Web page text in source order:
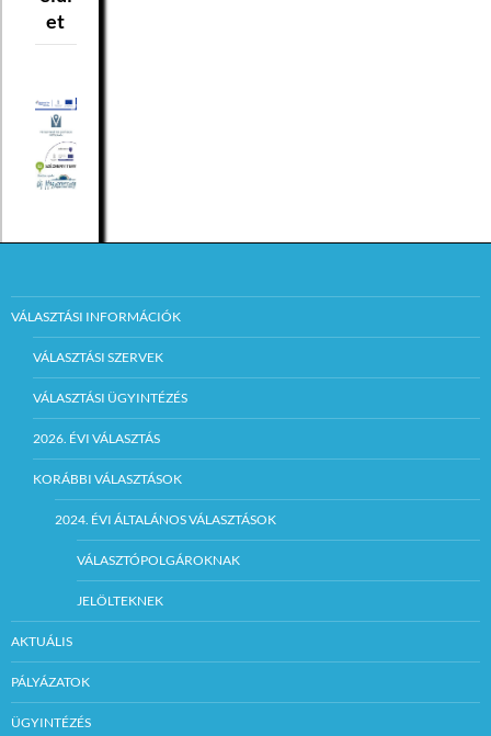
et
VÁLASZTÁSI INFORMÁCIÓK
VÁLASZTÁSI SZERVEK
VÁLASZTÁSI ÜGYINTÉZÉS
2026. ÉVI VÁLASZTÁS
KORÁBBI VÁLASZTÁSOK
2024. ÉVI ÁLTALÁNOS VÁLASZTÁSOK
VÁLASZTÓPOLGÁROKNAK
JELÖLTEKNEK
AKTUÁLIS
PÁLYÁZATOK
ÜGYINTÉZÉS